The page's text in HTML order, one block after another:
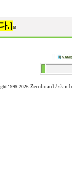
.] [3]
1999-2026 Zeroboard / skin